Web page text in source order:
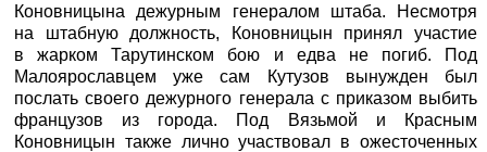
Коновницына дежурным генералом штаба. Несмотря
на штабную должность, Коновницын принял участие
в жарком Тарутинском бою и едва не погиб. Под
Малоярославцем уже сам Кутузов вынужден был
послать своего дежурного генерала с приказом выбить
французов из города. Под Вязьмой и Красным
Коновницын также лично участвовал в ожесточенных